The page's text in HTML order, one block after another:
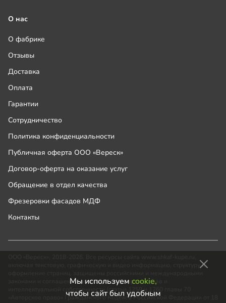
Мы используем cookie,
чтобы сайт был удобным
О нас
О фабрике
Отзывы
Доставка
Оплата
Гарантии
Сотрудничество
Политика конфиденциальности
Публичная оферта ООО «Вереск»
Договор-оферта на оказание услуг
Обращение в отдел качества
Фрезеровки фасадов МДФ
Контакты
включая текстовую, графическую и видео информацию, структуру и
законами и соглашениями об охране авторских прав и
интеллектуальной собственности (статьи 1259 и 1260 главы 70
«Авторское право» Гражданского Кодекса Российской Федерации от 18